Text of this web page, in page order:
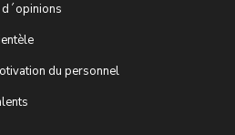
du personnel